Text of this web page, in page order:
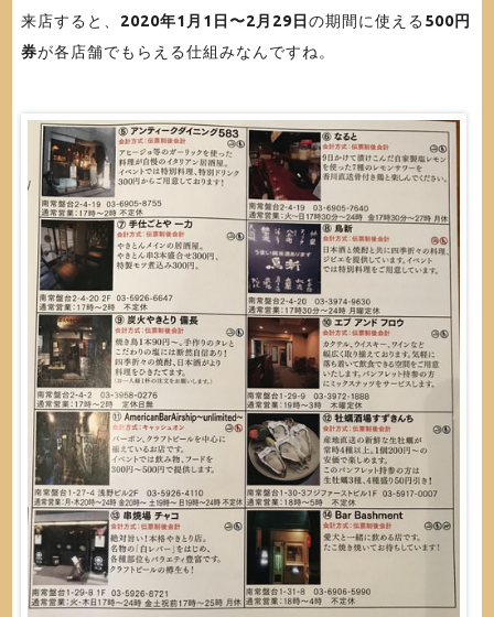
来店すると、 2020年1月1日〜2月29日 の期間に使える 500円
券が各店舗でもらえる仕組みなんですね。